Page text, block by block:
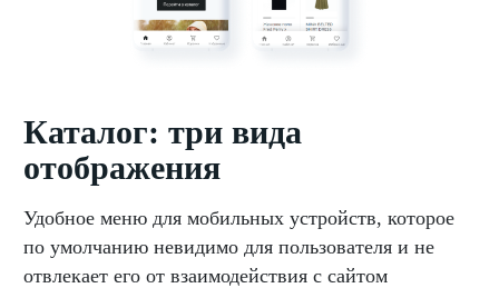
Каталог: три вида
отображения
Удобное меню для мобильных устройств, которое
по умолчанию невидимо для пользователя и не
отвлекает его от взаимодействия с сайтом